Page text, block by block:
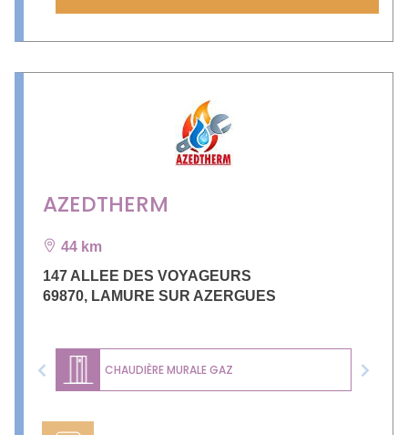
AZEDTHERM
44 km
147 ALLEE DES VOYAGEURS
69870, LAMURE SUR AZERGUES
CHAUDIÈRE MURALE GAZ
Previous Next